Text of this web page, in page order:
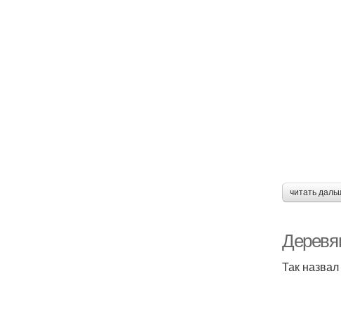
читать
Так